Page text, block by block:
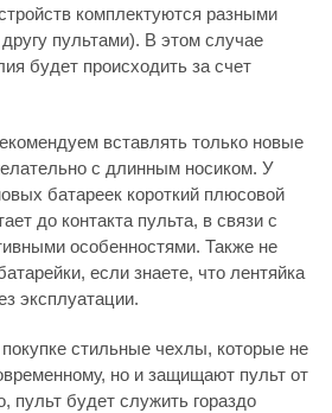
комплектуются разными
пультами). В этом случае
будет происходить за счет
вставлять только новые
с длинным носиком. У
батареек короткий плюсовой
до контакта пульта, в связи с
особенностями. Также не
если знаете, что лентяйка
эксплуатации.
стильные чехлы, которые не
но и защищают пульт от
пульт будет служить гораздо